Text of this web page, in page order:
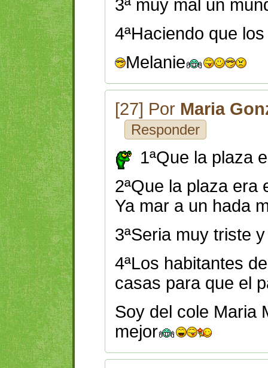
3ª muy mal un
4ªHaciendo que
Melanie
[27] Por Maria
Responder
1ªQue la plaza
2ªQue la plaza era
Ya mar a un hada
3ªSeria muy triste
4ªLos habitantes
casas para que el
Soy del cole Maria
mejor